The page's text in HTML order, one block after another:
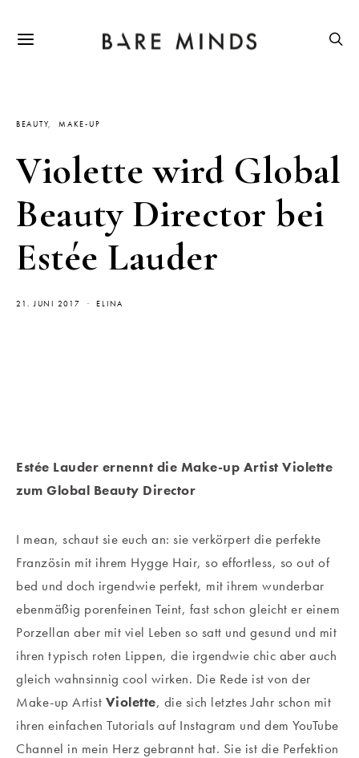
BEAUTY MAKE-UP
Violette wird Global
Beauty Director bei
Estée Lauder
21. JUNI 2017 ELINA
Estée Lauder ernennt die Make-up Artist Violette
zum Global Beauty Director
I mean, schaut sie euch an: sie verkörpert die perfekte
Französin mit ihrem Hygge Hair, so effortless, so out of
bed und doch irgendwie perfekt, mit ihrem wunderbar
ebenmäßig porenfeinen Teint, fast schon gleicht er einem
Porzellan aber mit viel Leben so satt und gesund und mit
ihren typisch roten Lippen, die irgendwie chic aber auch
gleich wahnsinnig cool wirken. Die Rede ist von der
Make-up Artist Violette, die sich letztes Jahr schon mit
ihren einfachen Tutorials auf Instagram und dem YouTube
Channel in mein Herz gebrannt hat. Sie ist die Perfektion